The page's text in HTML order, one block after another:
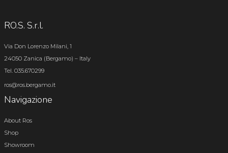
RO.S. S.r.l.
Via Don Lorenzo Milani, 1
24050 Zanica (Bergamo) – Italy
Tel. 035.670299
ros@ros.bergamo.it
Navigazione
About Ros
Shop
Showroom